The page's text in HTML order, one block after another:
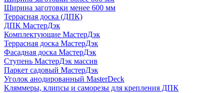
Ширина заготовки менее 600 мм
Террасная доска (ДПК)
ДПК МастерДэк
Комплектующие МастерДэк
Террасная доска МастерДэк
Фасадная доска МастерДэк
Ступень МастерДэк массив
Паркет садовый МастерДэк
Уголок анодированный MasterDeck
Кляммеры, клипсы и саморезы для крепления ДПК